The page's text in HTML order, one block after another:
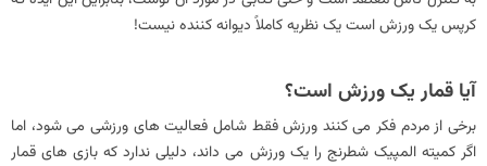
کرپس یک ورزش است یک نظریه کاملاً دیوانه کننده نیست!
آیا قمار یک ورزش است؟
برخی از مردم فکر می کنند ورزش فقط شامل فعالیت های ورزشی می شود، اما
اگر کمیته المپیک شطرنج را یک ورزش می داند، دلیلی ندارد که بازی های قمار